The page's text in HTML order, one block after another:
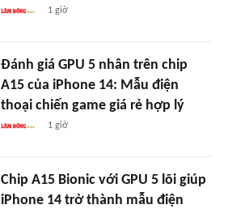
1 giờ
Đánh giá GPU 5 nhân trên chip
A15 của iPhone 14: Mẫu điện
thoại chiến game giá rẻ hợp lý
1 giờ
Chip A15 Bionic với GPU 5 lõi giúp
iPhone 14 trở thành mẫu điện